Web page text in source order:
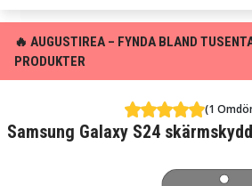
🔥 AUGUSTIREA – FYNDA BLAND
PRODUKTER
(1
Samsung Galaxy S24